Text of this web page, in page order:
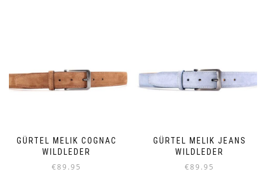
GÜRTEL MELIK COGNAC
WILDLEDER
€89.95
GÜRTEL MELIK JEANS
WILDLEDER
€89.95